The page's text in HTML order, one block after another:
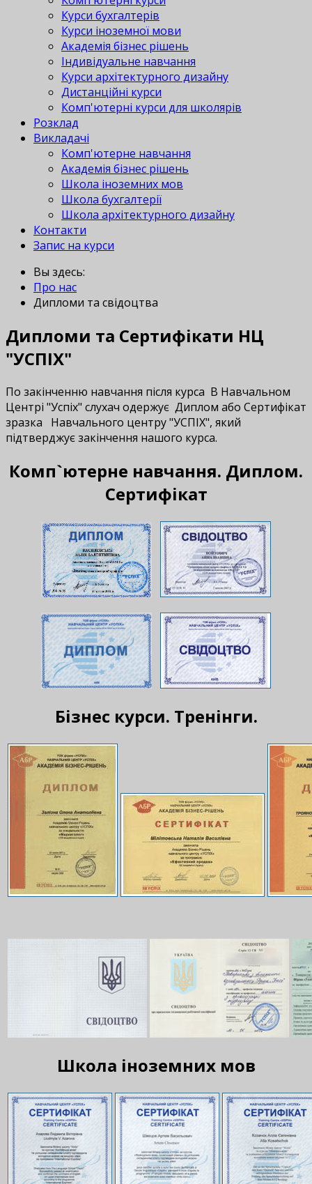
Курси бухгалтерів
Курси іноземної мови
Академія бізнес рішень
Індивідуальне навчання
Курси архітектурного дизайну
Дистанційні курси
Комп'ютерні курси для школярів
Розклад
Викладачі
Комп'ютерне навчання
Академія бізнес рішень
Школа іноземних мов
Школа бухгалтерії
Школа архітектурного дизайну
Контакти
Запис на курси
Вы здесь:
Про нас
Дипломи та свідоцтва
Дипломи та Сертифікати НЦ
"УСПІХ"
По закінченню навчання після курса В Навчальном
Центрі "Успіх" слухач одержує Диплом або Сертифікат
зразка Навчального центру "УСПІХ", який
підтверджує закінчення нашого курса.
Комп`ютерне навчання. Диплом.
Сертифікат
Бізнес курси. Тренінги.
Школа іноземних мов